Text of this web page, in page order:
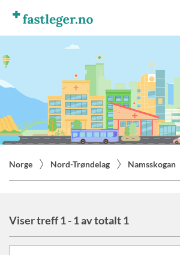
Norge Nord-Trøndelag Namsskogan
Viser treff 1 - 1 av totalt 1